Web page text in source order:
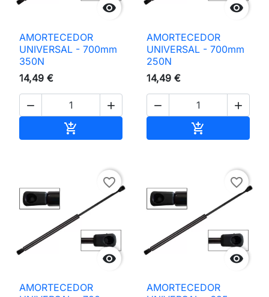

AMORTECEDOR
UNIVERSAL - 700mm
350N
14,49 €
 


AMORTECEDOR
UNIVERSAL - 700mm
250N
14,49 €
 


favorite_border
AMORTECEDOR

favorite_border
AMORTECEDOR